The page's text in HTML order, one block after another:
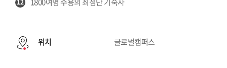
12
위치 글로벌캠퍼스